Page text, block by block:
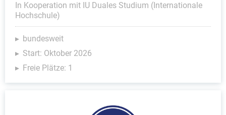
In Kooperation mit IU Duales Studium (Internationale
Hochschule)
bundesweit
Start: Oktober 2026
Freie Plätze: 1